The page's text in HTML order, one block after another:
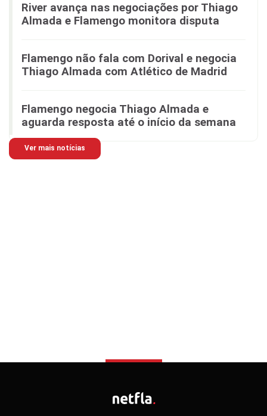
River avança nas negociações por Thiago
Almada e Flamengo monitora disputa
Flamengo não fala com Dorival e negocia
Thiago Almada com Atlético de Madrid
Flamengo negocia Thiago Almada e
aguarda resposta até o início da semana
Ver mais notícias